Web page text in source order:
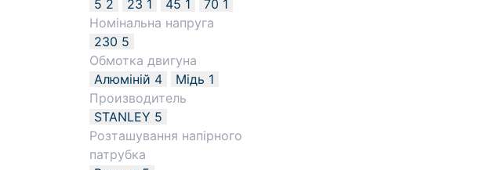
5 2 23 1 45 1 70 1
Номінальна напруга
230 5
Обмотка двигуна
Алюміній 4 Мідь 1
Производитель
STANLEY 5
Розташування напірного
патрубка